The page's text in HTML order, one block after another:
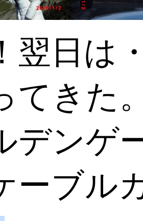
翌日は
てきた
デンゲ
ーブル